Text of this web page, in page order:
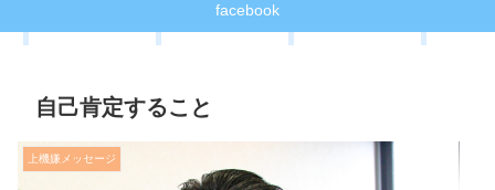
facebook
自己肯定すること
上機嫌メッセージ